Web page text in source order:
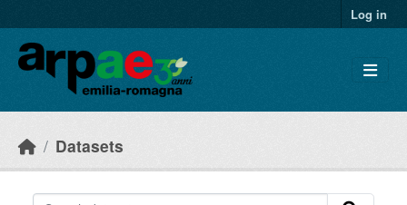
Log in
Datasets